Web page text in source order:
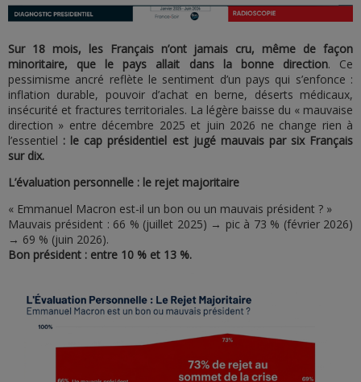
Sur 18 mois, les Français n’ont jamais cru, même de façon
minoritaire, que le pays allait dans la bonne direction. Ce
pessimisme ancré reflète le sentiment d’un pays qui s’enfonce :
inflation durable, pouvoir d’achat en berne, déserts médicaux,
insécurité et fractures territoriales. La légère baisse du « mauvaise
direction » entre décembre 2025 et juin 2026 ne change rien à
l’essentiel : le cap présidentiel est jugé mauvais par six Français
sur dix.
L’évaluation personnelle : le rejet majoritaire
« Emmanuel Macron est-il un bon ou un mauvais président ? »
Mauvais président : 66 % (juillet 2025) → pic à 73 % (février 2026)
→ 69 % (juin 2026).
Bon président : entre 10 % et 13 %.